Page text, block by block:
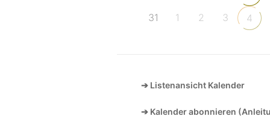
31 1 2 3 4
➔ Listenansicht Kalender
➔ Kalender abonnieren